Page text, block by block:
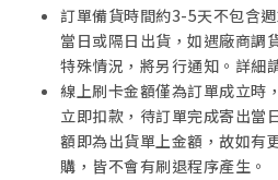
《再思創造》正反應出這個教學
知識貴在其全面性。要能達到
門知識與另一門知識的關聯性
力的定律，所有的質量都會互
星）的分佈是均勻的，並知道
起，我們還可以藉著「紅移」
訂單備貨時間約3-5天不包含
當日或隔日出貨，如遇廠商調
特殊情況，將另行通知。詳細
線上刷卡金額僅為訂單成立時
立即扣款，待訂單完成寄出當
額即為出貨單上金額，故如有
購，皆不會有刷退程序產生。